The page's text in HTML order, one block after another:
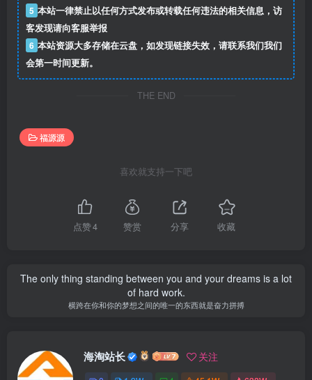
5 本站一律禁止以任何方式发布或转载任何违法的相关信息，访
客发现请向客服举报
6 本站资源大多存储在云盘，如发现链接失效，请联系我们我们
会第一时间更新。
THE END
福源源
喜欢就支持一下吧
点赞4 赞赏 分享 收藏
The only thing standing between you and your dreams is a lot
of hard work.
横跨在你和你的梦想之间的唯一的东西就是奋力拼搏
海淘站长 关注